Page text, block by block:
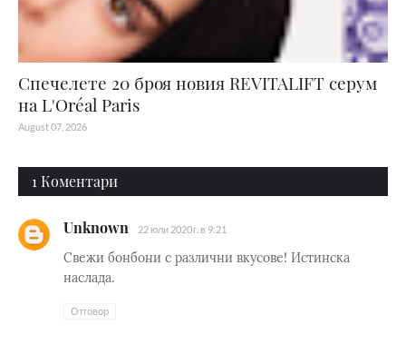
Спечелете 20 броя новия REVITALIFT серум
на L'Oréal Paris
August 07, 2026
1 Коментари
Unknown 22 юли 2020 г. в 9:21
Свежи бонбони с различни вкусове! Истинска
наслада.
Отговор